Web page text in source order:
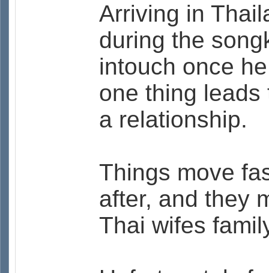
Arriving in
during the
intouch once
one thing
a relationship.
Things move
after, and they
Thai wifes